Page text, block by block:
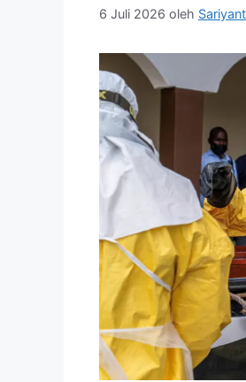
6 Juli 2026 oleh